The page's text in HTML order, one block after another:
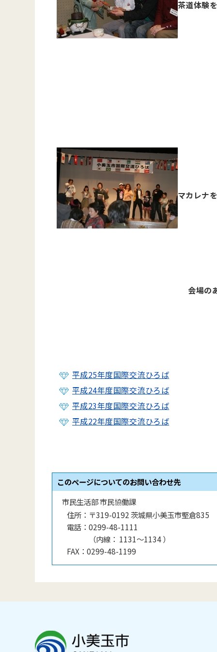
茶道体験
マカレナ
会場の
平成25年度国際交流ひろば
平成24年度国際交流ひろば
平成23年度国際交流ひろば
平成22年度国際交流ひろば
このページについてのお問い合わせ先
市民生活部 市民協働課
住所： 〒319-0192 茨城県小美玉市堅倉835
電話： 0299-48-1111
（内線 ： 1131〜1134）
FAX： 0299-48-1199